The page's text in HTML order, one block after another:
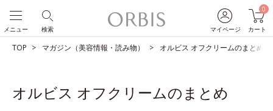
マイページ
0
カート
検索
メニュー
TOP マガジン（美容情報・読み物） オルビス オフクリームのまとめ
オルビス オフクリームのまとめ